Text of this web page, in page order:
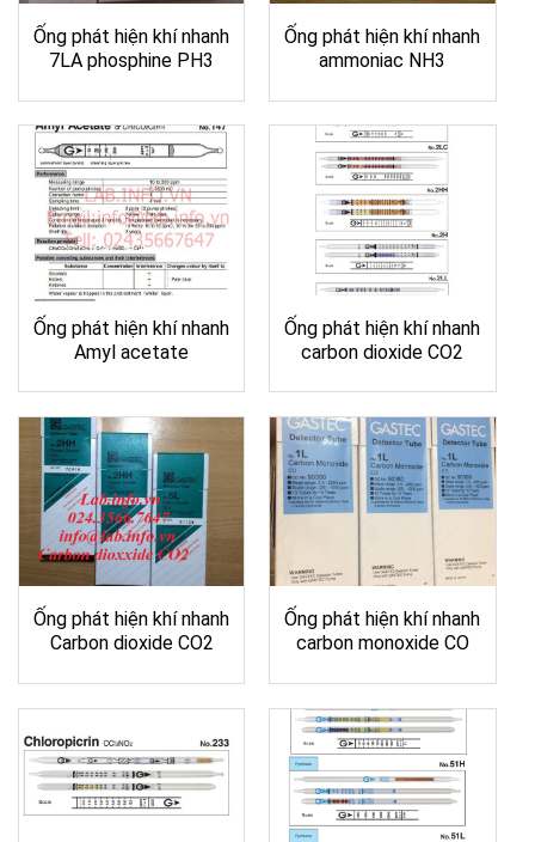
Ống phát hiện khí nhanh
7LA phosphine PH3
Ống phát hiện khí nhanh
ammoniac NH3
Ống phát hiện khí nhanh
Amyl acetate
Ống phát hiện khí nhanh
carbon dioxide CO2
Ống phát hiện khí nhanh
Carbon dioxide CO2
Ống phát hiện khí nhanh
carbon monoxide CO